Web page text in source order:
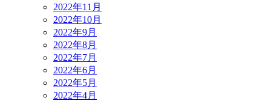
2022年11月
2022年10月
2022年9月
2022年8月
2022年7月
2022年6月
2022年5月
2022年4月